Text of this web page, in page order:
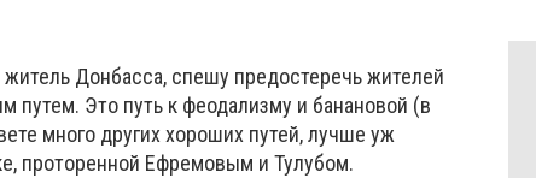
Донбасса, спешу предостеречь жителей
путем. Это путь к феодализму и банановой (в
много других хороших путей, лучше уж
проторенной Ефремовым и Тулубом.